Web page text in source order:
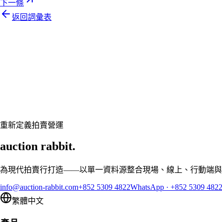
下一條
返回詞彙表
重新定義拍賣營運
auction rabbit.
為現代拍賣行打造——以單一資料源整合現場、線上、行動端
info@auction-rabbit.com+852 5309 4822WhatsApp · +852 5309 4822
繁體中文